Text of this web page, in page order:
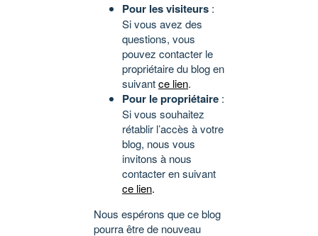
Pour les visiteurs :
Si vous avez des
questions, vous
pouvez contacter le
propriétaire du blog en
suivantce lien.
Pour le propriétaire :
Si vous souhaitez
rétablir l’accès à votre
blog, nous vous
invitons à nous
contacter en suivant
ce lien.
Nous espérons que ce blog
pourra être de nouveau